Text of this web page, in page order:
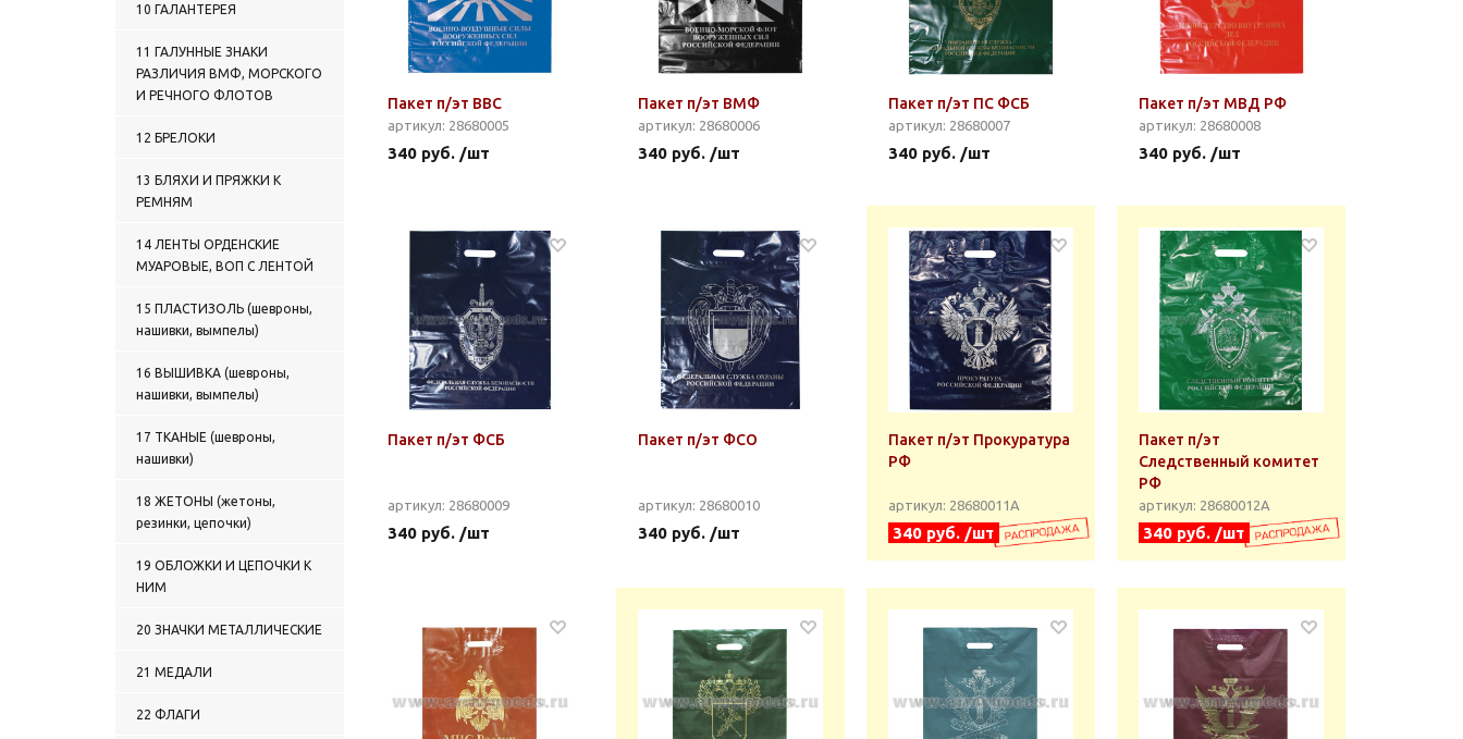
10 ГАЛАНТЕРЕЯ
11 ГАЛУННЫЕ ЗНАКИ
РАЗЛИЧИЯ ВМФ, МОРСКОГО
И РЕЧНОГО ФЛОТОВ
12 БРЕЛОКИ
13 БЛЯХИ И ПРЯЖКИ К
РЕМНЯМ
14 ЛЕНТЫ ОРДЕНСКИЕ
МУАРОВЫЕ, ВОП С ЛЕНТОЙ
15 ПЛАСТИЗОЛЬ (шевроны,
нашивки, вымпелы)
16 ВЫШИВКА (шевроны,
нашивки, вымпелы)
17 ТКАНЫЕ (шевроны,
нашивки)
18 ЖЕТОНЫ (жетоны,
резинки, цепочки)
19 ОБЛОЖКИ И ЦЕПОЧКИ К
НИМ
20 ЗНАЧКИ МЕТАЛЛИЧЕСКИЕ
21 МЕДАЛИ
22 ФЛАГИ
Пакет п/эт ВВС
артикул: 28680005
340 руб. /шт
Пакет п/эт ВМФ
артикул: 28680006
340 руб. /шт
Пакет п/эт ПС ФСБ
артикул: 28680007
340 руб. /шт
Пакет п/эт МВД РФ
артикул: 28680008
340 руб. /шт
Пакет п/эт ФСБ
артикул: 28680009
340 руб. /шт
Пакет п/эт ФСО
артикул: 28680010
340 руб. /шт
Пакет п/эт Прокуратура
РФ
артикул: 28680011А
340 руб. /шт
Пакет п/эт
Следственный комитет
РФ
артикул: 28680012А
340 руб. /шт